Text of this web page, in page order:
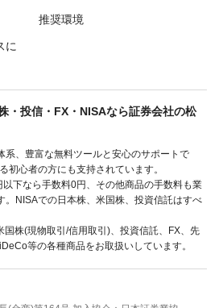
推奨環境
に
・投信・FX・NISAなら証券会社の松
系、豊富な無料ツールと安心のサポートで
初心者の方にも支持されています。
下なら手数料0円、その他商品の手数料も業
。NISAでの日本株、米国株、投資信託はすべ
国株(現物取引/信用取引)、投資信託、FX、先
等の各種商品をお取扱いしています。